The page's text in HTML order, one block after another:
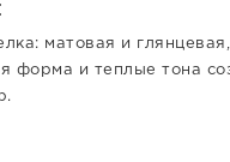
матовая и
форма и теплые тона